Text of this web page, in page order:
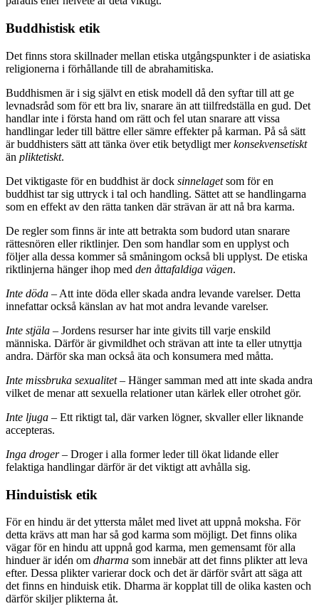
Buddhistisk etik
Det finns stora skillnader mellan etiska utgångspunkter i de asiatiska
religionerna i förhållande till de abrahamitiska.
Buddhismen är i sig självt en etisk modell då den syftar till att ge
levnadsråd som för ett bra liv, snarare än att tiilfredställa en gud. Det
handlar inte i första hand om rätt och fel utan snarare att vissa
handlingar leder till bättre eller sämre effekter på karman. På så sätt
är buddhisters sätt att tänka över etik betydligt merkonsekvensetiskt
än pliktetiskt.
Det viktigaste för en buddhist är dock sinnelagetsom för en
buddhist tar sig uttryck i tal och handling. Sättet att se handlingarna
som en effekt av den rätta tanken där strävan är att nå bra karma.
De regler som finns är inte att betrakta som budord utan snarare
rättesnören eller riktlinjer. Den som handlar som en upplyst och
följer alla dessa kommer så småningom också bli upplyst. De etiska
riktlinjerna hänger ihop med den åttafaldiga vägen.
Inte döda – Att inte döda eller skada andra levande varelser. Detta
innefattar också känslan av hat mot andra levande varelser.
Inte stjäla – Jordens resurser har inte givits till varje enskild
människa. Därför är givmildhet och strävan att inte ta eller utnyttja
andra. Därför ska man också äta och konsumera med måtta.
Inte missbruka sexualitet– Hänger samman med att inte skada andra
vilket de menar att sexuella relationer utan kärlek eller otrohet gör.
Inte ljuga – Ett riktigt tal, där varken lögner, skvaller eller liknande
accepteras.
Inga droger– Droger i alla former leder till ökat lidande eller
felaktiga handlingar därför är det viktigt att avhålla sig.
Hinduistisk etik
För en hindu är det yttersta målet med livet att uppnå moksha. För
detta krävs att man har så god karma som möjligt. Det finns olika
vägar för en hindu att uppnå god karma, men gemensamt för alla
hinduer är idén om dharma som innebär att det finns plikter att leva
efter. Dessa plikter varierar dock och det är därför svårt att säga att
det finns en hinduisk etik. Dharma är kopplat till de olika kasten och
därför skiljer plikterna åt.